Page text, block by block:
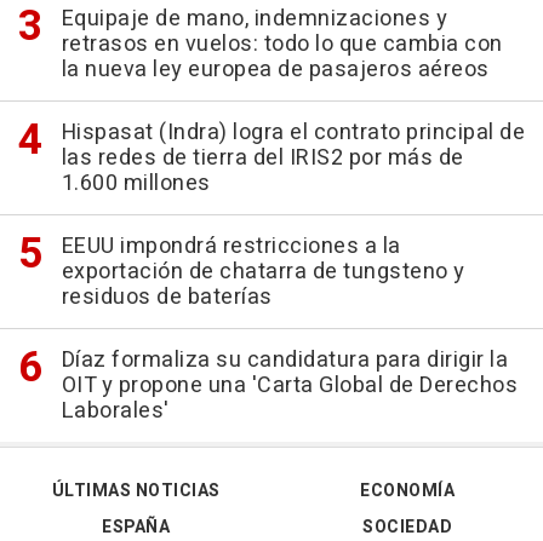
Equipaje de mano, indemnizaciones y
retrasos en vuelos: todo lo que cambia con
la nueva ley europea de pasajeros aéreos
Hispasat (Indra) logra el contrato principal de
las redes de tierra del IRIS2 por más de
1.600 millones
EEUU impondrá restricciones a la
exportación de chatarra de tungsteno y
residuos de baterías
Díaz formaliza su candidatura para dirigir la
OIT y propone una 'Carta Global de Derechos
Laborales'
ÚLTIMAS NOTICIAS
ESPAÑA
ECONOMÍA
SOCIEDAD